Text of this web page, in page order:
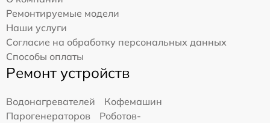
Ремонтируемые модели
Наши услуги
Согласие на обработку персональных данных
Способы оплаты
Ремонт устройств
Водонагревателей
Кофемашин
Парогенераторов
Роботов-